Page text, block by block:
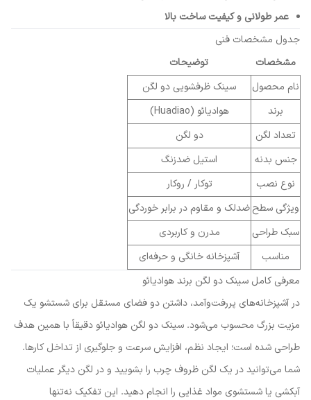
عمر طولانی و کیفیت ساخت بالا
جدول مشخصات فنی
مشخصات
توضیحات
نام محصول
سینک ظرفشویی دو لگن
برند
هوادیائو (Huadiao)
تعداد لگن
دو لگن
جنس بدنه
استیل ضدزنگ
نوع نصب
توکار / روکار
ویژگی سطحضدلک و مقاوم در برابر خوردگی
سبک طراحی
مدرن و کاربردی
مناسب
آشپزخانه خانگی و حرفه‌ای
معرفی کامل سینک دو لگن برند هوادیائو
در آشپزخانه‌های پررفت‌وآمد، داشتن دو فضای مستقل برای شستشو یک
مزیت بزرگ محسوب می‌شود. سینک دو لگن هوادیائو دقیقاً با همین هدف
طراحی شده است؛ ایجاد نظم، افزایش سرعت و جلوگیری از تداخل کارها.
شما می‌توانید در یک لگن ظروف چرب را بشویید و در لگن دیگر عملیات
آبکشی یا شستشوی مواد غذایی را انجام دهید. این تفکیک نه‌تنها